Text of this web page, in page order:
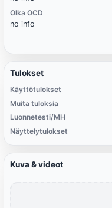
Olka OCD
no info
Tulokset
Käyttötulokset
Muita tuloksia
Luonnetesti/MH
Näyttelytulokset
Kuva & videot